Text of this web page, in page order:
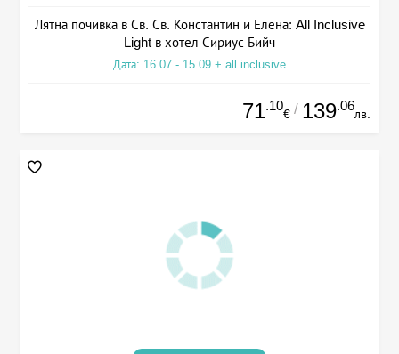
Лятна почивка в Св. Св. Константин и Елена: All Inclusive
Light в хотел Сириус Бийч
Дата: 16.07 - 15.09 + all inclusive
71.10
€ / 139.06
лв.